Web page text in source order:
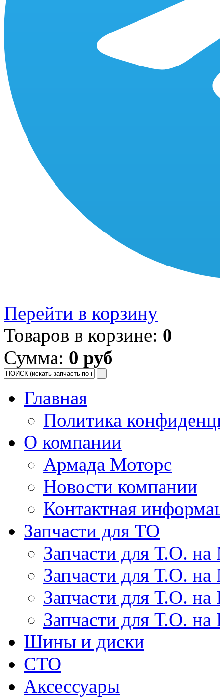
Перейти в корзину
Товаров в корзине: 0
Сумма: 0 руб
Главная
Политика
О компании
Армада Моторс
Новости компании
Контактная
Запчасти для ТО
Запчасти для Т.О. на
Запчасти для Т.О. на
Запчасти для Т.О.
Запчасти для Т.О. на
Шины и диски
СТО
Аксессуары